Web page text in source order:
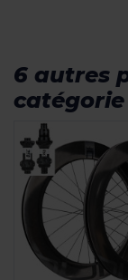
6 autres
catégorie